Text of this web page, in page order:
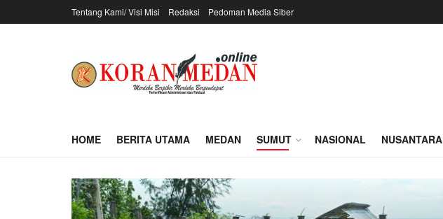
Tentang Kami/ Visi Misi Redaksi Pedoman Media Siber
HOME BERITA UTAMA MEDAN SUMUT NASIONAL NUSANTARA